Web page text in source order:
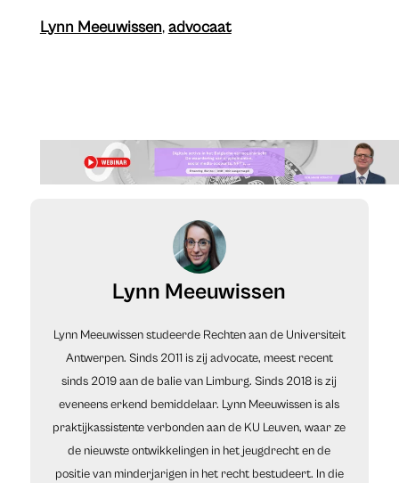
Lynn Meeuwissen,advocaat
Lynn Meeuwissen
Lynn Meeuwissen studeerde Rechten aan de Universiteit
Antwerpen. Sinds 2011 is zij advocate, meest recent
sinds 2019 aan de balie van Limburg. Sinds 2018 is zij
eveneens erkend bemiddelaar. Lynn Meeuwissen is als
praktijkassistente verbonden aan de KU Leuven, waar ze
de nieuwste ontwikkelingen in het jeugdrecht en de
positie van minderjarigen in het recht bestudeert. In die